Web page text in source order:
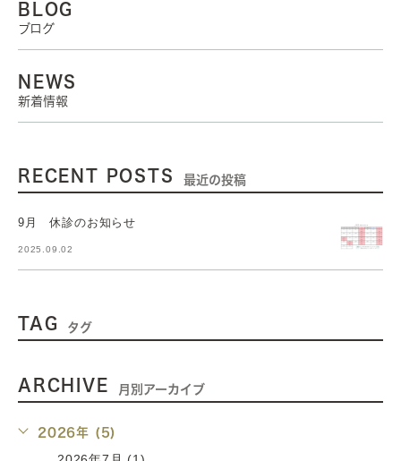
BLOG
ブログ
NEWS
新着情報
RECENT POSTS 最近の投稿
9月 休診のお知らせ
2025.09.02
TAG タグ
ARCHIVE 月別アーカイブ
2026年 (5)